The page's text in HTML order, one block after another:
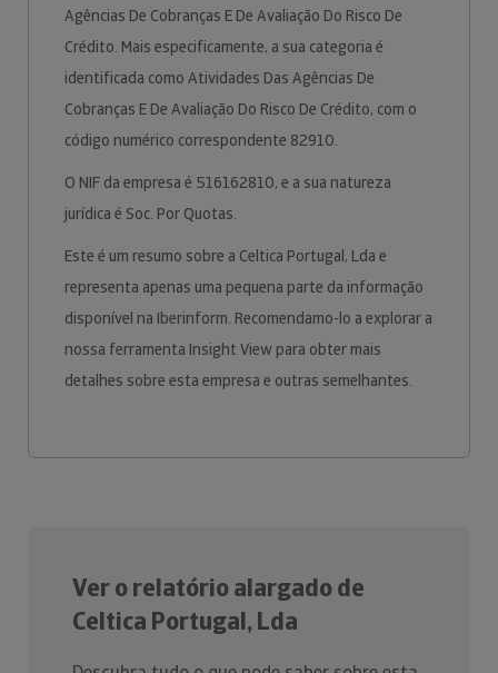
Agências De Cobranças E De Avaliação Do Risco De
Crédito. Mais especificamente, a sua categoria é
identificada como Atividades Das Agências De
Cobranças E De Avaliação Do Risco De Crédito, com o
código numérico correspondente 82910.
O NIF da empresa é 516162810, e a sua natureza
jurídica é Soc. Por Quotas.
Este é um resumo sobre a Celtica Portugal, Lda e
representa apenas uma pequena parte da informação
disponível na Iberinform. Recomendamo-lo a explorar a
nossa ferramenta Insight View para obter mais
detalhes sobre esta empresa e outras semelhantes.
Ver o relatório alargado de
Celtica Portugal, Lda